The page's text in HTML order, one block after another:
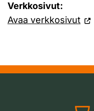
Verkkosivut:
Avaa verkkosivut